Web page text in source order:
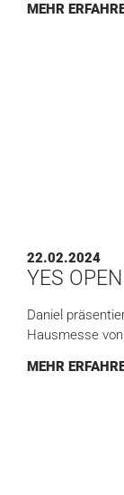
MEHR
22.02.2024
YES
Daniel
Hausmesse
MEHR